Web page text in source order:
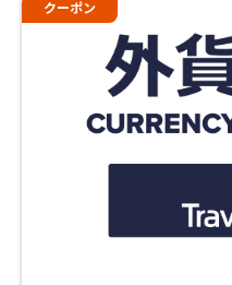
クーポン